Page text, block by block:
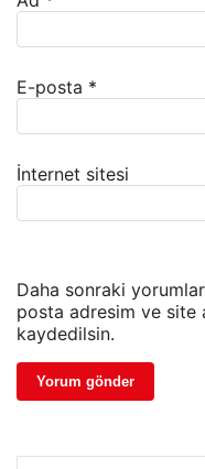
E-posta *
İnternet sitesi
Daha sonraki
posta adresim ve site
kaydedilsin.